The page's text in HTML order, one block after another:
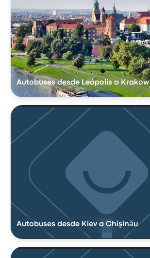
Autobuses desde Leópolis a Krakow
Autobuses desde Kiev a Chişinău